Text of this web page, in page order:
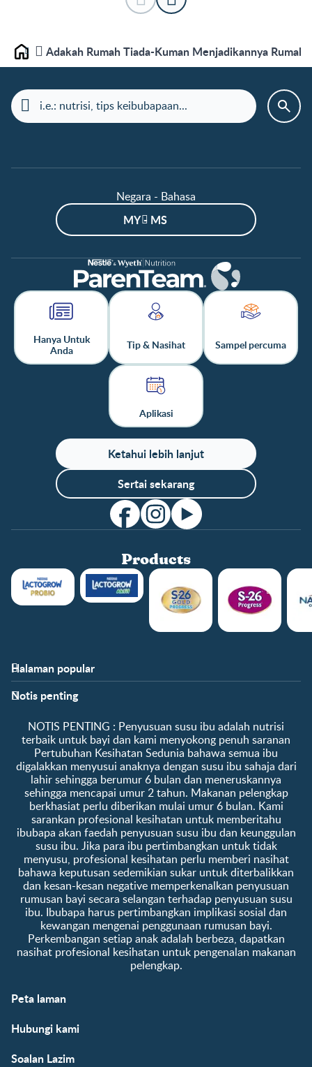
Laman depanAdakah Rumah Tiada-Kuman Menjadikannya Rumah
Negara - Bahasa
MY - MS
Hanya Untuk
Anda
Tip & Nasihat Sampel percuma
Aplikasi
Ketahui lebih lanjut
Sertai sekarang
Products
Halaman popular
Bantuan
Soalan Lazim
Hubungi kami
Tentang kami
Info kelab
Ke log masuk / daftar
Sampel percuma
Notis penting
​NOTIS PENTING :​ Penyusuan susu ibu adalah nutrisi
terbaik untuk bayi dan kami menyokong penuh saranan
Pertubuhan Kesihatan Sedunia bahawa semua ibu
digalakkan menyusui anaknya dengan susu ibu sahaja dari
lahir sehingga berumur 6 bulan dan meneruskannya
sehingga mencapai umur 2 tahun. Makanan pelengkap
berkhasiat perlu diberikan mulai umur 6 bulan. Kami
sarankan profesional kesihatan untuk memberitahu
ibubapa akan faedah penyusuan susu ibu dan keunggulan
susu ibu. Jika para ibu pertimbangkan untuk tidak
menyusu, profesional kesihatan perlu memberi nasihat
bahawa keputusan sedemikian sukar untuk diterbalikkan
dan kesan-kesan negative memperkenalkan penyusuan
rumusan bayi secara selangan terhadap penyusuan susu
ibu. Ibubapa harus pertimbangkan implikasi sosial dan
kewangan mengenai penggunaan rumusan bayi.
Perkembangan setiap anak adalah berbeza, dapatkan
nasihat profesional kesihatan untuk pengenalan makanan
pelengkap.
Peta laman
Hubungi kami
Soalan Lazim